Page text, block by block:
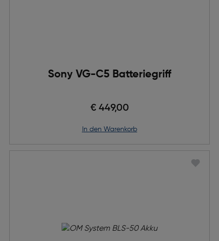
Sony VG-C5 Batteriegriff
€ 449,00
in den Warenkorb